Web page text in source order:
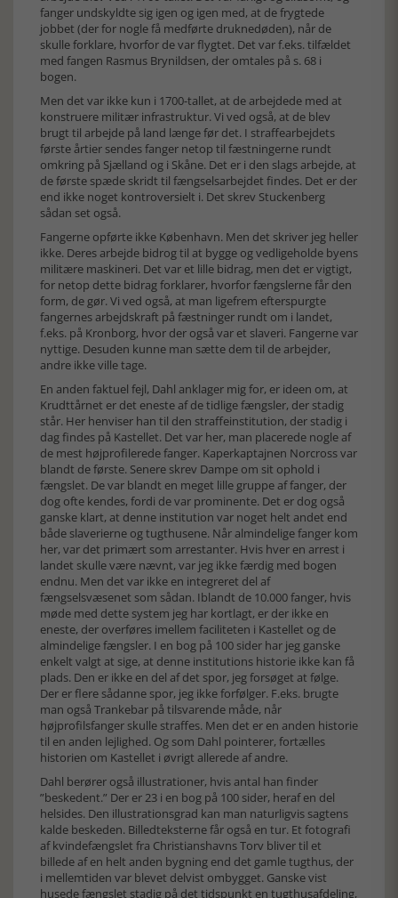
fanger undskyldte sig igen og igen med, at de frygtede
jobbet (der for nogle få medførte druknedøden), når de
skulle forklare, hvorfor de var flygtet. Det var f.eks. tilfældet
med fangen Rasmus Brynildsen, der omtales på s. 68 i
bogen.
Men det var ikke kun i 1700-tallet, at de arbejdede med at
konstruere militær infrastruktur. Vi ved også, at de blev
brugt til arbejde på land længe før det. I straffearbejdets
første årtier sendes fanger netop til fæstningerne rundt
omkring på Sjælland og i Skåne. Det er i den slags arbejde, at
de første spæde skridt til fængselsarbejdet findes. Det er der
end ikke noget kontroversielt i. Det skrev Stuckenberg
sådan set også.
Fangerne opførte ikke København. Men det skriver jeg heller
ikke. Deres arbejde bidrog til at bygge og vedligeholde byens
militære maskineri. Det var et lille bidrag, men det er vigtigt,
for netop dette bidrag forklarer, hvorfor fængslerne får den
form, de gør. Vi ved også, at man ligefrem efterspurgte
fangernes arbejdskraft på fæstninger rundt om i landet,
f.eks. på Kronborg, hvor der også var et slaveri. Fangerne var
nyttige. Desuden kunne man sætte dem til de arbejder,
andre ikke ville tage.
En anden faktuel fejl, Dahl anklager mig for, er ideen om, at
Krudttårnet er det eneste af de tidlige fængsler, der stadig
står. Her henviser han til den straffeinstitution, der stadig i
dag findes på Kastellet. Det var her, man placerede nogle af
de mest højprofilerede fanger. Kaperkaptajnen Norcross var
blandt de første. Senere skrev Dampe om sit ophold i
fængslet. De var blandt en meget lille gruppe af fanger, der
dog ofte kendes, fordi de var prominente. Det er dog også
ganske klart, at denne institution var noget helt andet end
både slaverierne og tugthusene. Når almindelige fanger kom
her, var det primært som arrestanter. Hvis hver en arrest i
landet skulle være nævnt, var jeg ikke færdig med bogen
endnu. Men det var ikke en integreret del af
fængselsvæsenet som sådan. Iblandt de 10.000 fanger, hvis
møde med dette system jeg har kortlagt, er der ikke en
eneste, der overføres imellem faciliteten i Kastellet og de
almindelige fængsler. I en bog på 100 sider har jeg ganske
enkelt valgt at sige, at denne institutions historie ikke kan få
plads. Den er ikke en del af det spor, jeg forsøget at følge.
Der er flere sådanne spor, jeg ikke forfølger. F.eks. brugte
man også Trankebar på tilsvarende måde, når
højprofilsfanger skulle straffes. Men det er en anden historie
til en anden lejlighed. Og som Dahl pointerer, fortælles
historien om Kastellet i øvrigt allerede af andre.
Dahl berører også illustrationer, hvis antal han finder
”beskedent.” Der er 23 i en bog på 100 sider, heraf en del
helsides. Den illustrationsgrad kan man naturligvis sagtens
kalde beskeden. Billedteksterne får også en tur. Et fotografi
af kvindefængslet fra Christianshavns Torv bliver til et
billede af en helt anden bygning end det gamle tugthus, der
i mellemtiden var blevet delvist ombygget. Ganske vist
husede fængslet stadig på det tidspunkt en tugthusafdeling,